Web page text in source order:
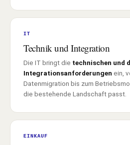
IT
Technik und Integration
Die IT bringt die technischen und
Integrationsanforderungen ein,
Datenmigration bis zum
die bestehende Landschaft passt.
EINKAUF